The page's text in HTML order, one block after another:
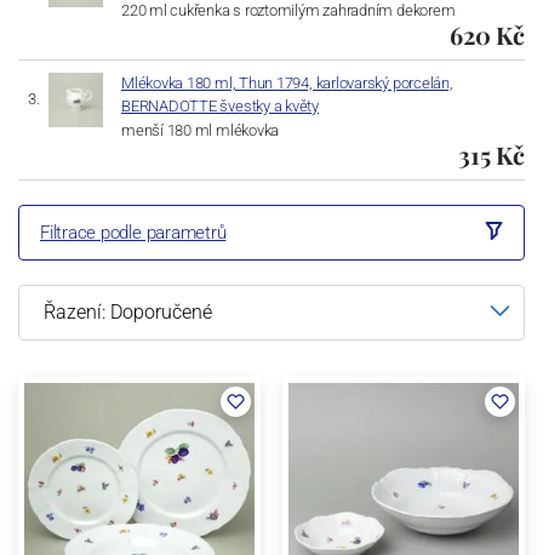
220 ml cukřenka s roztomilým zahradním dekorem
620 Kč
Mlékovka 180 ml, Thun 1794, karlovarský porcelán,
BERNADOTTE švestky a květy
menší 180 ml mlékovka
315 Kč
Filtrace podle parametrů